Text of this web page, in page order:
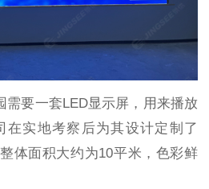
需要一套LED显示屏，用来播放
在实地考察后为其设计定制了
体面积大约为10平米，色彩鲜